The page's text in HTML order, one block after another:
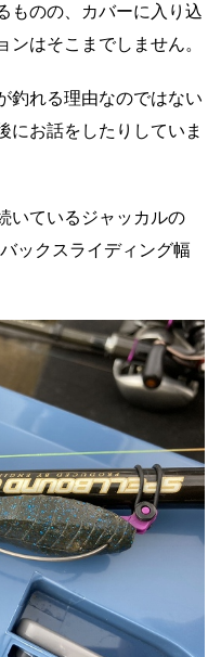
ものの、カバーに入り込
はそこまでしません。
釣れる理由なのではない
にお話をしたりしていま
いているジャッカルの
ックスライディング幅